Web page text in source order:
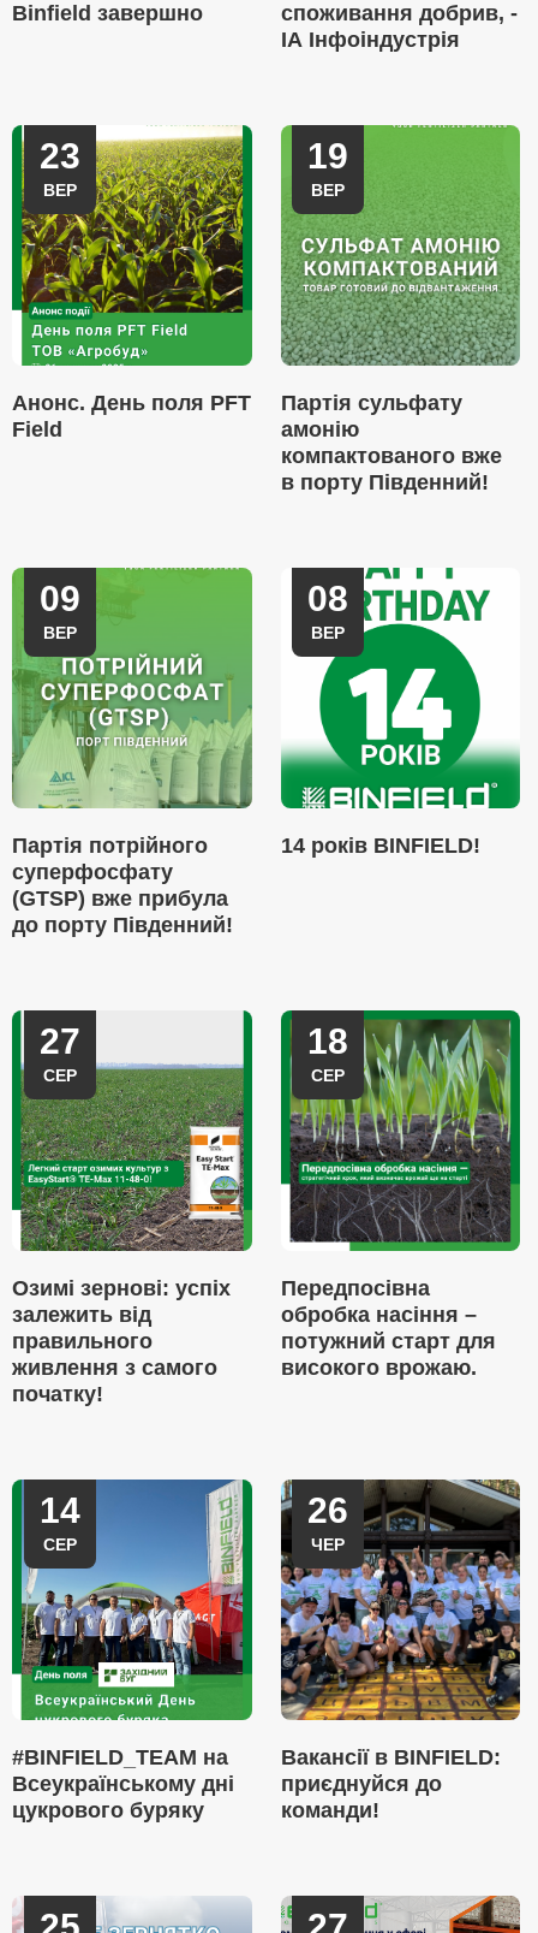
Binfield завершно
споживання добрив, -
ІА Інфоіндустрія
23
ВЕР
Анонс. День поля PFT
Field
19
ВЕР
Партія сульфату
амонію
компактованого вже
в порту Південний!
09
ВЕР
Партія потрійного
суперфосфату
(GTSP) вже прибула
до порту Південний!
08
ВЕР
14 років BINFIELD!
27
СЕР
Озимі зернові: успіх
залежить від
правильного
живлення з самого
початку!
18
СЕР
Передпосівна
обробка насіння –
потужний старт для
високого врожаю.
14
СЕР
#BINFIELD_TEAM на
Всеукраїнському дні
цукрового буряку
26
ЧЕР
Вакансії в BINFIELD:
приєднуйся до
команди!